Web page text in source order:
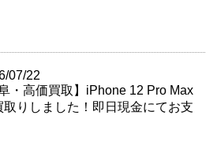
07/22
阜・高価買取】iPhone 12 Pro Max
取りしました！即日現金にてお支